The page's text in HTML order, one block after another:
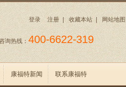
登录 注册 | 收藏本站 | 网站地图
询热线：400-6622-319
康福特新闻 联系康福特